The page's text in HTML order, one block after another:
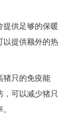
供足够的保暖
以提供额外的热
猪只的免疫能
可以减少猪只